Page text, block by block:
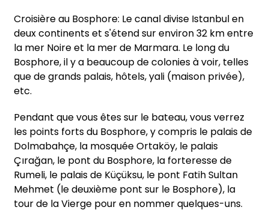
Croisière au Bosphore: Le canal divise Istanbul en
deux continents et s'étend sur environ 32 km entre
la mer Noire et la mer de Marmara. Le long du
Bosphore, il y a beaucoup de colonies à voir, telles
que de grands palais, hôtels, yali (maison privée),
etc.
Pendant que vous êtes sur le bateau, vous verrez
les points forts du Bosphore, y compris le palais de
Dolmabahçe, la mosquée Ortaköy, le palais
Çırağan, le pont du Bosphore, la forteresse de
Rumeli, le palais de Küçüksu, le pont Fatih Sultan
Mehmet (le deuxième pont sur le Bosphore), la
tour de la Vierge pour en nommer quelques-uns.